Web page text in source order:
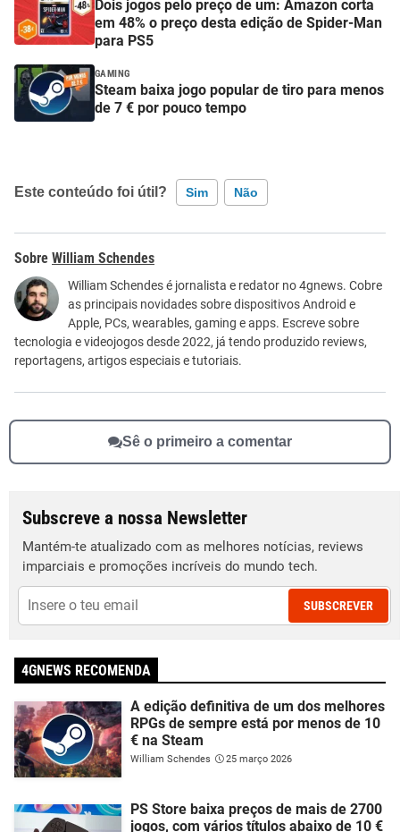
Dois jogos pelo preço de um: Amazon corta
em 48% o preço desta edição de Spider-Man
para PS5
GAMING
Steam baixa jogo popular de tiro para menos
de 7 € por pouco tempo
Este conteúdo foi útil? Sim Não
Este conteúdo contém informação incorreta
Este conteúdo não tem a informação que procuro
Outro
William Schendes
William Schendes é jornalista e redator no 4gnews. Cobre
as principais novidades sobre dispositivos Android e
Apple, PCs, wearables, gaming e apps. Escreve sobre
tecnologia e videojogos desde 2022, já tendo produzido reviews,
reportagens, artigos especiais e tutoriais.
Sê o primeiro a comentar
Subscreve a nossa Newsletter
Mantém-te atualizado com as melhores notícias, reviews
imparciais e promoções incríveis do mundo tech.
SUBSCREVER
4GNEWS RECOMENDA
A edição definitiva de um dos melhores
RPGs de sempre está por menos de 10
€ na Steam
William Schendes 25 março 2026
PS Store baixa preços de mais de 2700
jogos, com vários títulos abaixo de 10 €